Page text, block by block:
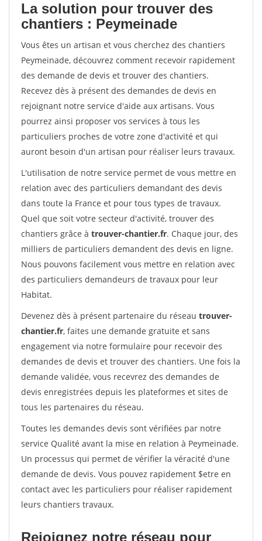
La solution pour trouver des
chantiers : Peymeinade
Vous êtes un artisan et vous cherchez des chantiers
Peymeinade, découvrez comment recevoir rapidement
des demande de devis et trouver des chantiers.
Recevez dès à présent des demandes de devis en
rejoignant notre service d'aide aux artisans. Vous
pourrez ainsi proposer vos services à tous les
particuliers proches de votre zone d'activité et qui
auront besoin d'un artisan pour réaliser leurs travaux.
L'utilisation de notre service permet de vous mettre en
relation avec des particuliers demandant des devis
dans toute la France et pour tous types de travaux.
Quel que soit votre secteur d'activité, trouver des
chantiers grâce à trouver-chantier.fr. Chaque jour, des
milliers de particuliers demandent des devis en ligne.
Nous pouvons facilement vous mettre en relation avec
des particuliers demandeurs de travaux pour leur
Habitat.
Devenez dès à présent partenaire du réseau trouver-
chantier.fr, faites une demande gratuite et sans
engagement via notre formulaire pour recevoir des
demandes de devis et trouver des chantiers. Une fois la
demande validée, vous recevrez des demandes de
devis enregistrées depuis les plateformes et sites de
tous les partenaires du réseau.
Toutes les demandes devis sont vérifiées par notre
service Qualité avant la mise en relation à Peymeinade.
Un processus qui permet de vérifier la véracité d'une
demande de devis. Vous pouvez rapidement $etre en
contact avec les particuliers pour réaliser rapidement
leurs chantiers travaux.
Rejoignez notre réseau pour